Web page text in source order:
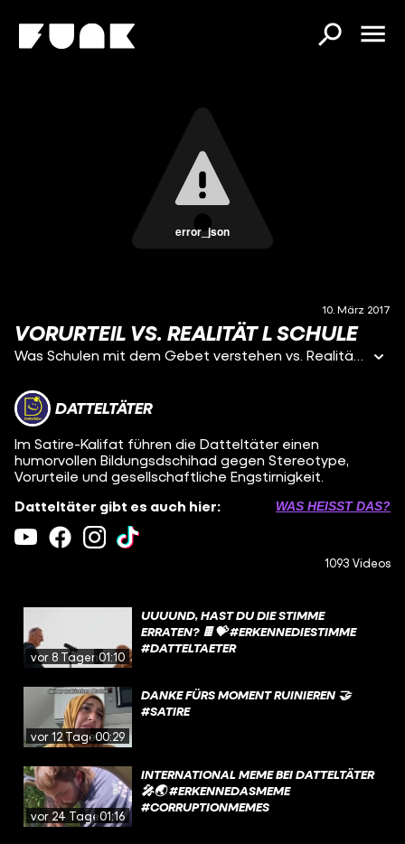
error_json
10. März 2017
VORURTEIL VS. REALITÄT L SCHULE
Was Schulen mit dem Gebet verstehen vs. Realität MEHR AUF FB UNTER: https://www.facebook.com/datteltaeter MEHR AUF TWITTER: https://twitter.com/datteltaeter Eure Fragen könnt ihr uns auch gern als PN schicken!
DATTELTÄTER
Im Satire-Kalifat führen die Datteltäter einen
humorvollen Bildungsdschihad gegen Stereotype,
Vorurteile und gesellschaftliche Engstirnigkeit.
Datteltäter gibt es auch hier:
WAS HEISST DAS?
1093 Videos
vor 8 Tagen01:10
UUUUND, HAST DU DIE STIMME
ERRATEN? 🍫💝 #ERKENNEDIESTIMME
#DATTELTAETER
vor 12 Tagen00:29
DANKE FÜRS MOMENT RUINIEREN 🤝
#SATIRE
vor 24 Tagen01:16
INTERNATIONAL MEME BEI DATTELTÄTER
🎤🌏 #ERKENNEDASMEME
#CORRUPTIONMEMES